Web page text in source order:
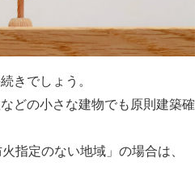
きでしょう。
どの小さな建物でも原則建築確
指定のない地域」の場合は、